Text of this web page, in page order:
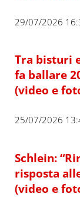
29/07/2026
Tra bisturi
fa ballare
(video e
25/07/2026
Schlein:
risposta
(video e